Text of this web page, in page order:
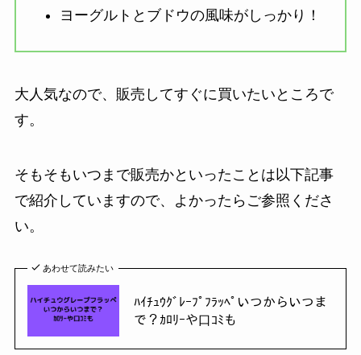
ヨーグルトとブドウの風味がしっかり！
大人気なので、販売してすぐに買いたいところで
す。
そもそもいつまで販売かといったことは以下記事
で紹介していますので、よかったらご参照くださ
い。
あわせて読みたい
ﾊｲﾁｭｳｸﾞﾚｰﾌﾟﾌﾗｯﾍﾟいつからいつま
で？ｶﾛﾘｰや口ｺﾐも